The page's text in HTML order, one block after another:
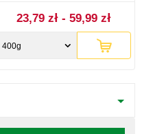
23,79 zł - 59,99 zł
400g